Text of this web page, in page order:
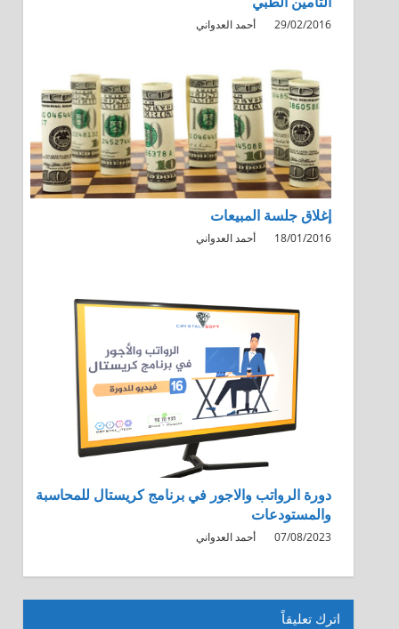
29/02/2016
أحمد العدواني
إغلاق جلسة المبيعات
18/01/2016
أحمد العدواني
دورة الرواتب والاجور في برنامج كريستال للمحاسبة
والمستودعات
07/08/2023
أحمد العدواني
اترك تعليقاً